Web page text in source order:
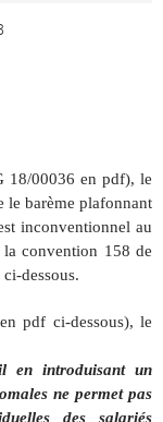
18/00036 en pdf), le
le barème plafonnant
inconventionnel au
la convention 158 de
dessous.
pdf ci-dessous), le
en introduisant un
ne permet pas
des salariés